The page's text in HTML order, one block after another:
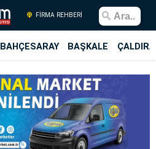
FİRMA REHBERİ
BAHÇESARAY BAŞKALE